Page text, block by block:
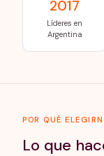
2017
Líderes en
Argentina
POR QUÉ
Lo que